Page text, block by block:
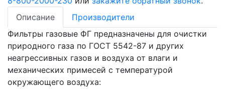
Описание
Производители
Фильтры газовые ФГ предназначены для очистки
природного газа по ГОСТ 5542-87 и других
неагрессивных газов и воздуха от влаги и
механических примесей с температурой
окружающего воздуха: